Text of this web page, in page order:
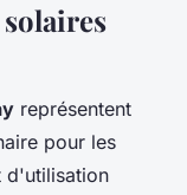
représentent
pour les
d'utilisation